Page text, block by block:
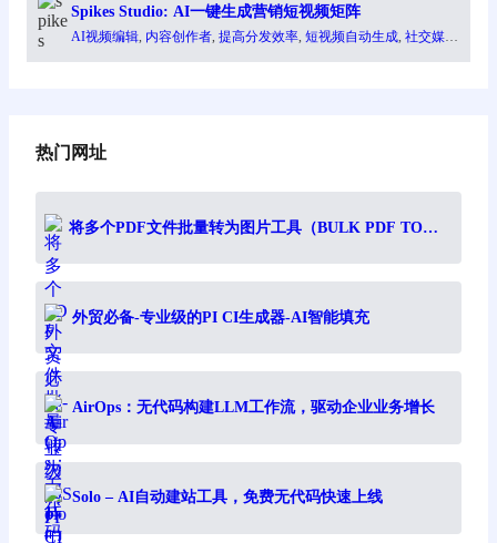
Spikes Studio: AI一键生成营销短视频矩阵
AI视频编辑, 内容创作者, 提高分发效率, 短视频自动生成, 社交媒体
热门网址
将多个PDF文件批量转为图片工具（BULK PDF TO
外贸必备-专业级的PI CI生成器-AI智能填充
AirOps：无代码构建LLM工作流，驱动企业业务增长
Solo – AI自动建站工具，免费无代码快速上线